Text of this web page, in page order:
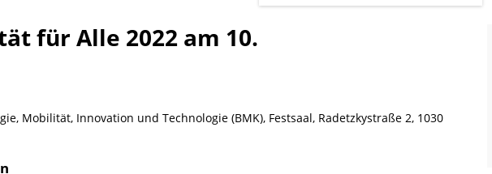
für Alle 2022 am 10.
Mobilität, Innovation und Technologie (BMK), Festsaal, Radetzkystraße 2, 1030